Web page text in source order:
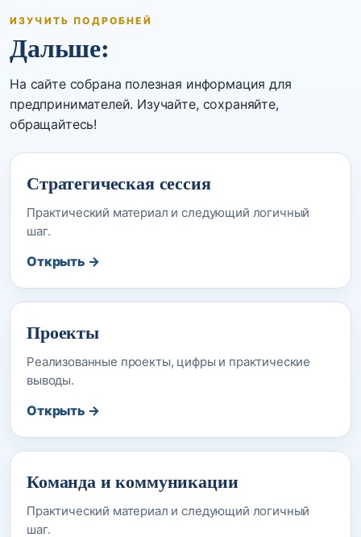
ИЗУЧИТЬ ПОДРОБНЕЙ
Дальше:
На сайте собрана полезная информация для
предпринимателей. Изучайте, сохраняйте,
обращайтесь!
Стратегическая сессия
Практический материал и следующий логичный
шаг.
Открыть →
Проекты
Реализованные проекты, цифры и практические
выводы.
Открыть →
Команда и коммуникации
Практический материал и следующий логичный
шаг.